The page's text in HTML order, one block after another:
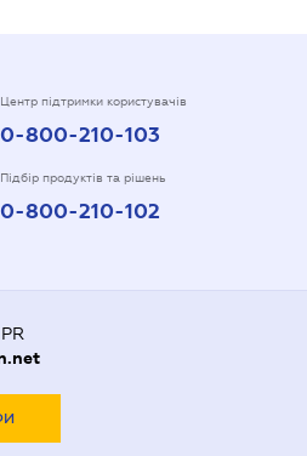
Центр підтримки користувачів
0-800-210-103
Підбір продуктів та рішень
0-800-210-102